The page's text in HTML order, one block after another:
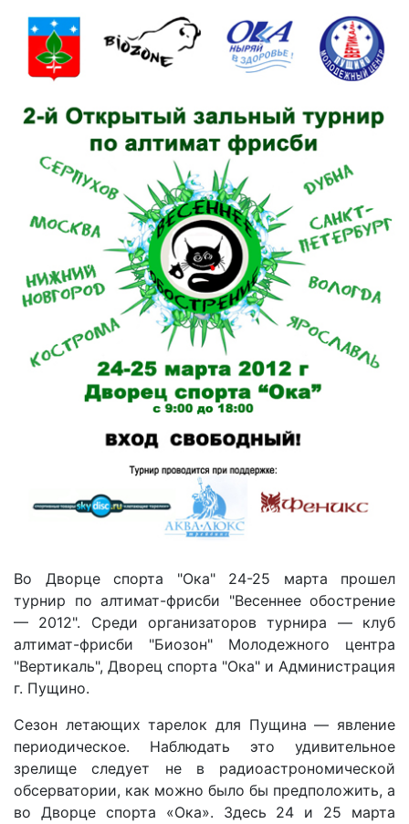
Во Дворце спорта "Ока" 24-25 марта прошел
турнир по алтимат-фрисби "Весеннее обострение
— 2012". Среди организаторов турнира — клуб
алтимат-фрисби "Биозон" Молодежного центра
"Вертикаль", Дворец спорта "Ока" и Администрация
г. Пущино.
Сезон летающих тарелок для Пущина — явление
периодическое. Наблюдать это удивительное
зрелище следует не в радиоастрономической
обсерватории, как можно было бы предположить, а
во Дворце спорта «Ока». Здесь 24 и 25 марта